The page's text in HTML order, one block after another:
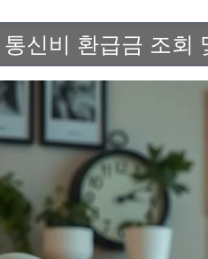
통신비 환급금 조회